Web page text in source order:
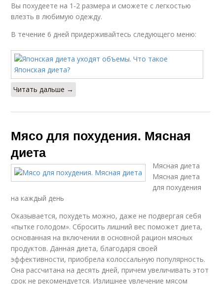
Вы похудеете на 1-2 размера и сможете с легкостью
влезть в любимую одежду.
В течение 6 дней придерживайтесь следующего меню:
Читать дальше →
Мясо для похудения. Мясная
диета
Мясная диета
Мясная диета
для похудения
на каждый день
Оказывается, похудеть можно, даже не подвергая себя
«пытке голодом». Сбросить лишний вес поможет диета,
основанная на включении в основной рацион мясных
продуктов. Данная диета, благодаря своей
эффективности, приобрела колоссальную популярность.
Она рассчитана на десять дней, причем увеличивать этот
срок не рекомендуется. Излишнее увлечение мясом